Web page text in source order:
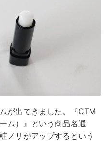
が出てきました。『CTM
ム）』という商品名通
ノリがアップするという